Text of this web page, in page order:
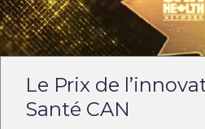
Le Prix de
Santé CAN